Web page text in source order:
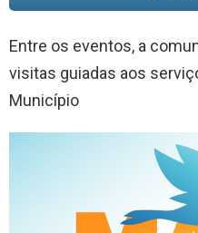
Entre os eventos, a
visitas guiadas aos
Município